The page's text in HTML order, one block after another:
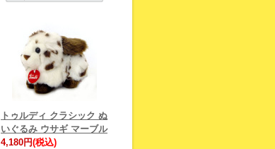
トゥルディ クラシック ぬ
いぐるみ ウサギ マーブル
4,180円(税込)